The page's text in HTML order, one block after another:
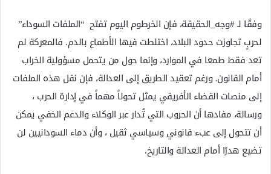
وفقًا لـ #وجه_الحقيقة، فإن الخرطوم اليوم تفتح “الملفات السوداء”
لحربٍ تجاوزت حدود البلاد، اختلطت فيها الأطماع بالدم. فالمعركة لم
تعد فقط طمعا في الموارد، وإنما حول من يتحمل مسؤولية الخراب
أمام القانون. ورغم تعقيد الطريق إلى العدالة، فإن نقل هذه الملفات
إلى منصات القضاء الأفريقي يمثل تحولاً مهماً في إدارة الحرب ،
ورسالة، مفادها أن الحروب التي تُدار عبر الوكلاء والدعم الخفي يمكن
أن تتحول إلى عبء قانوني وسياسي ثقيل ، وأن دماء السودانيين لن
تضيع هدرًا أمام العدالة والتاريخ.